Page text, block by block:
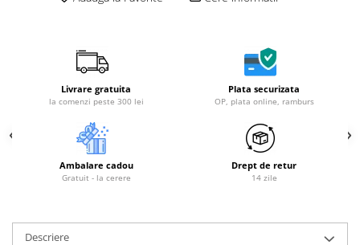
Livrare gratuita
la comenzi peste 300 lei
Plata securizata
OP, plata online, ramburs
Ambalare cadou
Gratuit - la cerere
Drept de retur
14 zile
Descriere